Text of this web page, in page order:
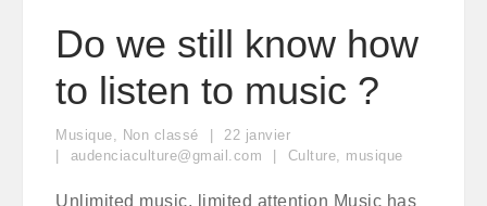
Do we still know how
to listen to music ?
Musique Non classé 22 janvier
audenciaculture@gmail.com
Culture musique
Unlimited music, limited attention Music has